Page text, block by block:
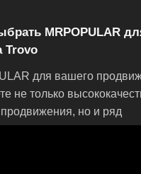
MRPOPULAR
Trovo
для вашего
не только
продвижения, но и ряд
которые